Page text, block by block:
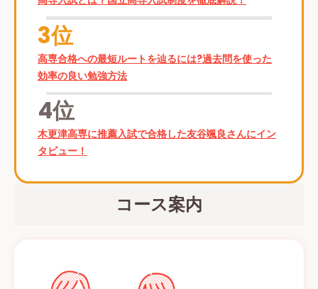
3位
高専合格への最短ルートを辿るには?過去問を使った
効率の良い勉強方法
4位
木更津高専に推薦入試で合格した友谷颯良さんにイン
タビュー！
コース案内